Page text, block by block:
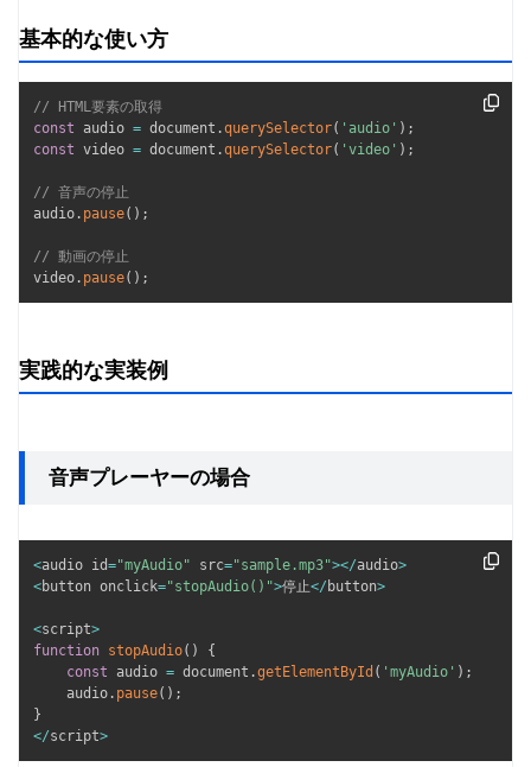
基本的な使い方
// HTML要素の取得
const audio = document .querySelector( 'audio' ) ;
const video = document .querySelector( 'video' ) ;
// 音声の停止
audio . pause( ) ;
// 動画の停止
video . pause( ) ;
実践的な実装例
音声プレーヤーの場合
<audio id="myAudio" src="sample.mp3"></audio>
<button onclick="stopAudio()">停止</ button>
<script>
function stopAudio( )
{
const audio = document .getElementById ( 'myAudio' ) ;
    audio
. pause( ) ;
}
</script>